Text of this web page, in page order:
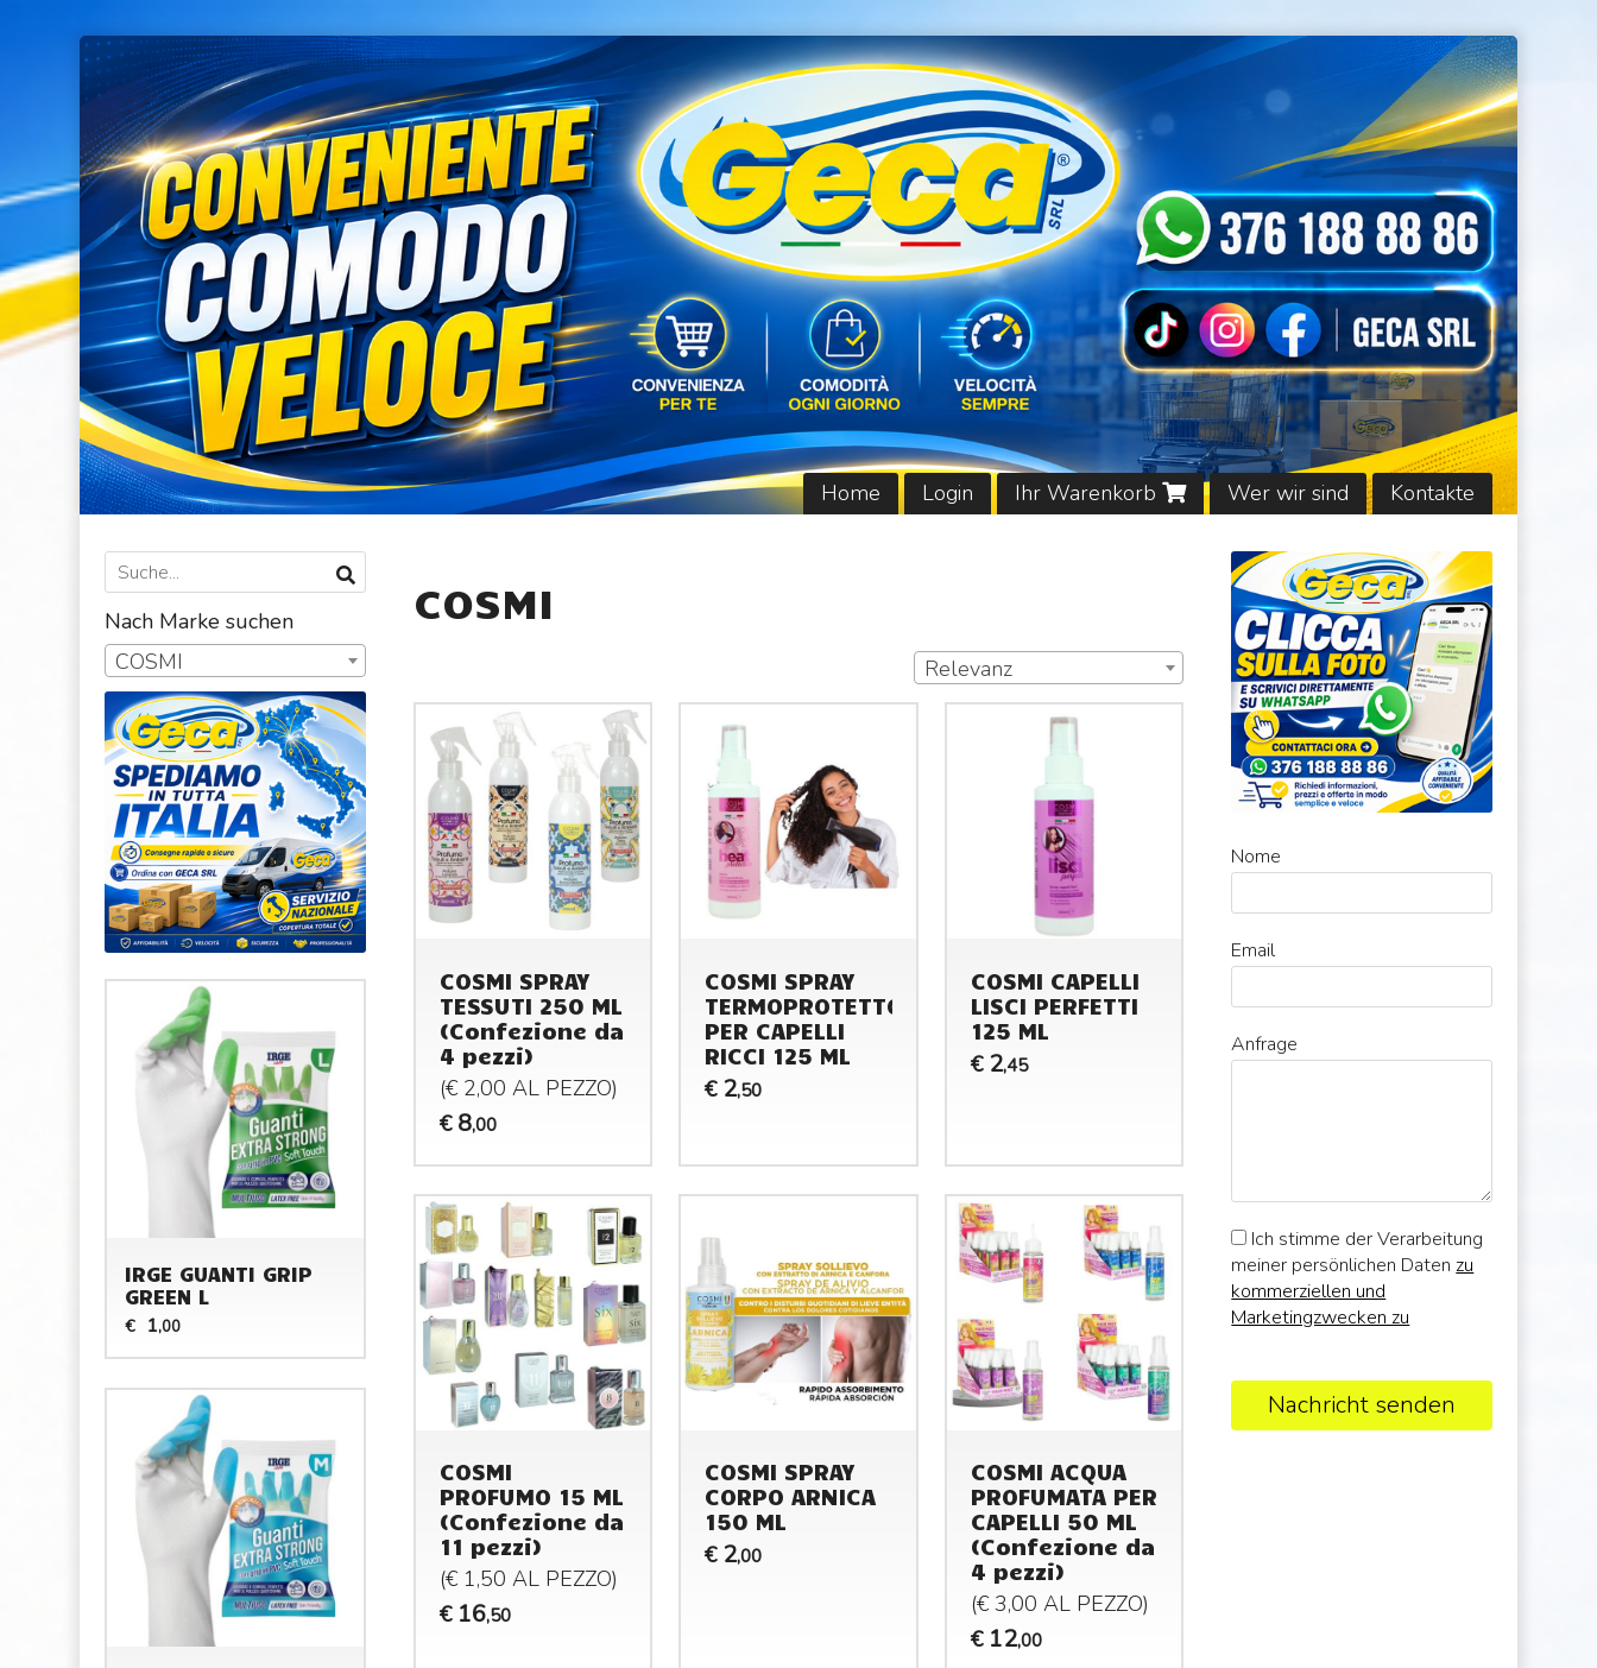
Home Login Ihr Warenkorb Wer wir sind Kontakte
COSMI
Relevanz
COSMI SPRAY
TESSUTI 250 ML
(Confezione da
4 pezzi)
(€ 2,00 AL PEZZO)
€ 8,00
COSMI SPRAY
TERMOPROTETTORE
PER CAPELLI
RICCI 125 ML
€ 2,50
COSMI CAPELLI
LISCI PERFETTI
125 ML
€ 2,45
COSMI
PROFUMO 15 ML
(Confezione da
11 pezzi)
(€ 1,50 AL PEZZO)
€ 16,50
COSMI SPRAY
CORPO ARNICA
150 ML
€ 2,00
COSMI ACQUA
PROFUMATA PER
CAPELLI 50 ML
(Confezione da
4 pezzi)
(€ 3,00 AL PEZZO)
€ 12,00
Nach Marke suchen
COSMI
IRGE GUANTI GRIP
GREEN L
€ 1,00
Nome
Email
Anfrage
Ich stimme der Verarbeitung
meiner persönlichen Daten zu
kommerziellen und
Marketingzwecken zu
Nachricht senden